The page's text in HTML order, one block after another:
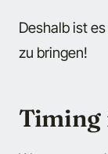
Deshalb ist
zu bringen!
Timing